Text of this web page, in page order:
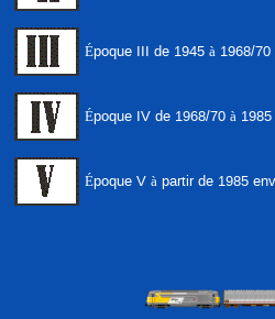
Époque III de 1945 à 1968/70
Époque IV de 1968/70 à 1985
Époque V à partir de 1985